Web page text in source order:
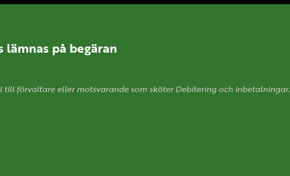
på begäran
förvaltare eller motsvarande som sköter Debitering och inbetalningar.